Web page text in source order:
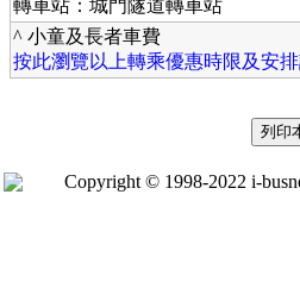
轉車站：城門隧道轉車站
^ 小童及長者車費
按此瀏覽以上轉乘優惠時限及安
Copyright © 1998-2022 i-